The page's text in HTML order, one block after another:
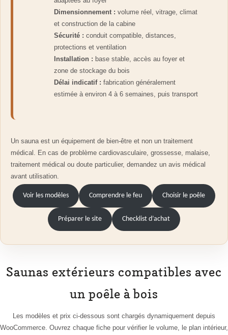
Dimensionnement : volume réel, vitrage, climat
et construction de la cabine
Sécurité : conduit compatible, distances,
protections et ventilation
Installation : base stable, accès au foyer et
zone de stockage du bois
Délai indicatif : fabrication généralement
estimée à environ 4 à 6 semaines, puis transport
Un sauna est un équipement de bien-être et non un traitement
médical. En cas de problème cardiovasculaire, grossesse, malaise,
traitement médical ou doute particulier, demandez un avis médical
avant utilisation.
Voir les modèles Comprendre le feu Choisir le poêle
Préparer le site Checklist d’achat
Saunas extérieurs compatibles avec
un poêle à bois
Les modèles et prix ci-dessous sont chargés dynamiquement depuis
WooCommerce. Ouvrez chaque fiche pour vérifier le volume, le plan intérieur,